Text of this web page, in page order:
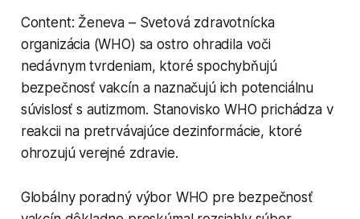
Content: Ženeva – Svetová zdravotnícka
organizácia (WHO) sa ostro ohradila voči
nedávnym tvrdeniam, ktoré spochybňujú
bezpečnosť vakcín a naznačujú ich potenciálnu
súvislosť s autizmom. Stanovisko WHO prichádza v
reakcii na pretrvávajúce dezinformácie, ktoré
ohrozujú verejné zdravie.
Globálny poradný výbor WHO pre bezpečnosť